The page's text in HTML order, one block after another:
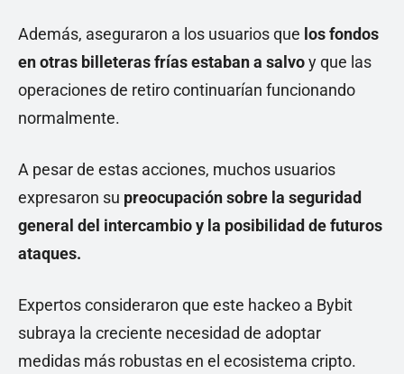
Además, aseguraron a los usuarios que los fondos
en otras billeteras frías estaban a salvoy que las
operaciones de retiro continuarían funcionando
normalmente.
A pesar de estas acciones, muchos usuarios
expresaron su preocupación sobre la seguridad
general del intercambio y la posibilidad de futuros
ataques.
Expertos consideraron que este hackeo a Bybit
subraya la creciente necesidad de adoptar
medidas más robustas en el ecosistema cripto.